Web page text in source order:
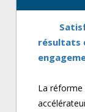
résultats
La réforme